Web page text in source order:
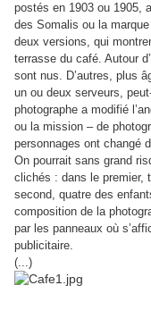
postés en 1903 ou 1905,
des Somalis ou la
deux versions, qui
terrasse du café. Autour
sont nus. D’autres, plus
un ou deux serveurs,
photographe a modifié
ou la mission – de
personnages ont changé
On pourrait sans grand
clichés : dans le premier,
second, quatre des
composition de la
par les panneaux où
publicitaire.
(...)